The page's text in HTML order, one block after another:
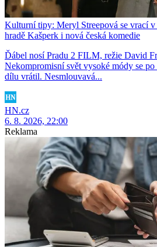
Kulturní tipy: Meryl Streepová se vrací
hradě Kašperk i nová česká komedie
Ďábel nosí Pradu 2 FILM, režie David
Nekompromisní svět vysoké módy se
dílu vrátil. Nesmlouvavá...
HN.cz
6. 8. 2026, 22:00
Reklama